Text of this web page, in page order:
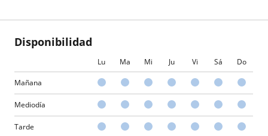
Disponibilidad
Lu Ma Mi Ju Vi Sá Do
Mañana
Mediodía
Tarde